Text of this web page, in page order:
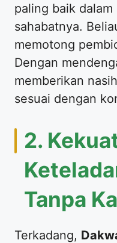
paling baik
sahabatnya.
memotong
Dengan
memberikan
sesuai dengan
​2.
Tanpa
​Terkadang,